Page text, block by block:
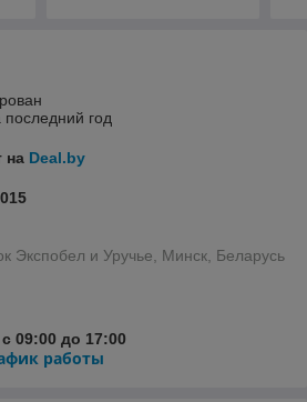
год
на Deal.by
Экспобел и Уручье, Минск, Беларусь
09:00 до 17:00
работы